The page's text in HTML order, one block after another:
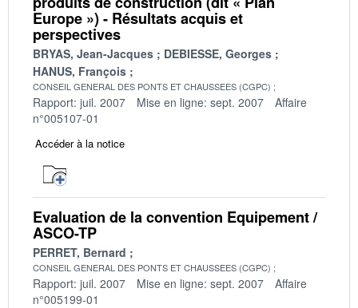
Europe ») - Résultats acquis et
perspectives
BRYAS, Jean-Jacques
DEBIESSE, Georges
HANUS, François
CONSEIL GENERAL DES PONTS ET CHAUSSEES (CGPC)
Rapport: juil. 2007 Mise en ligne: sept. 2007
Affaire
n°005107-01
Accéder à la notice
Evaluation de la convention Equipement /
ASCO-TP
PERRET, Bernard
CONSEIL GENERAL DES PONTS ET CHAUSSEES (CGPC)
Rapport: juil. 2007 Mise en ligne: sept. 2007
Affaire
n°005199-01